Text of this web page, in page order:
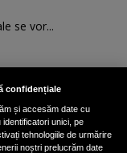
se vor...
un mesaj
pe 30
te afli printre
confidențiale
și accesăm date cu
unici, pe
tehnologiile de urmărire
noștri prelucrăm date